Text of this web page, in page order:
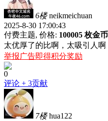
6楼 neikmeichuan
2025-8-30 17:00:43
付费主题, 价格: 100005 枚金币
太优厚了的比啊，太吸引人啊
举报广告即得积分奖励
0
评论 + 3贡献
7楼 hua122